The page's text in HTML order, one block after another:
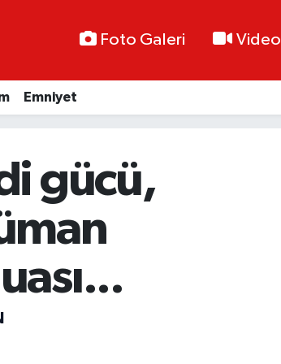
Foto Galeri Video
Emniyet
gücü,